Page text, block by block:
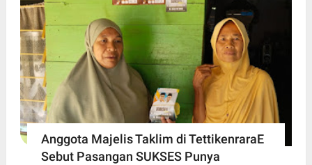
Anggota Majelis Taklim di TettikenraraE
Sebut Pasangan SUKSES Punya